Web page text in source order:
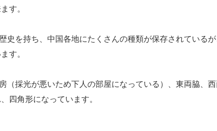
す。
史を持ち、中国各地にたくさんの種類が保存されている
す。
（採光が悪いため下人の部屋になっている）、東両脇、
四角形になっています。